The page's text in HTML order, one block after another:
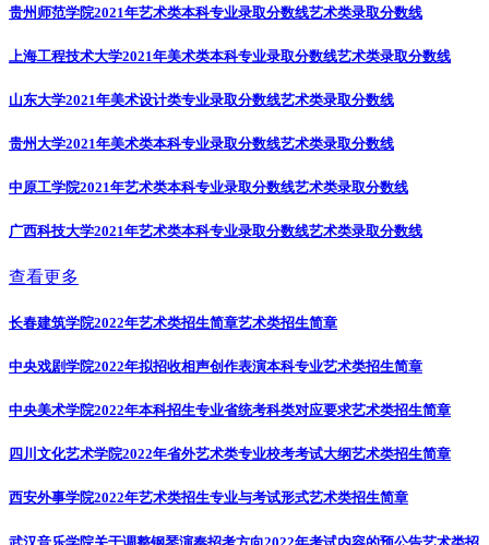
贵州师范学院2021年艺术类本科专业录取分数线艺术类录取分数线
上海工程技术大学2021年美术类本科专业录取分数线艺术类录取分数线
山东大学2021年美术设计类专业录取分数线艺术类录取分数线
贵州大学2021年美术类本科专业录取分数线艺术类录取分数线
中原工学院2021年艺术类本科专业录取分数线艺术类录取分数线
广西科技大学2021年艺术类本科专业录取分数线艺术类录取分数线
查看更多
长春建筑学院2022年艺术类招生简章艺术类招生简章
中央戏剧学院2022年拟招收相声创作表演本科专业艺术类招生简章
中央美术学院2022年本科招生专业省统考科类对应要求艺术类招生简章
四川文化艺术学院2022年省外艺术类专业校考考试大纲艺术类招生简章
西安外事学院2022年艺术类招生专业与考试形式艺术类招生简章